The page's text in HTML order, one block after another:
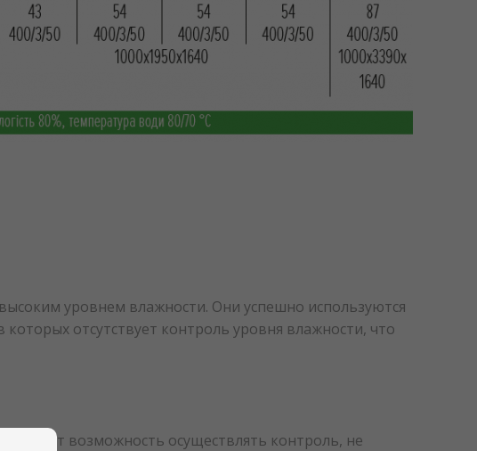
уровнем влажности. Они успешно используются
отсутствует контроль уровня влажности, что
дает возможность осуществлять контроль, не